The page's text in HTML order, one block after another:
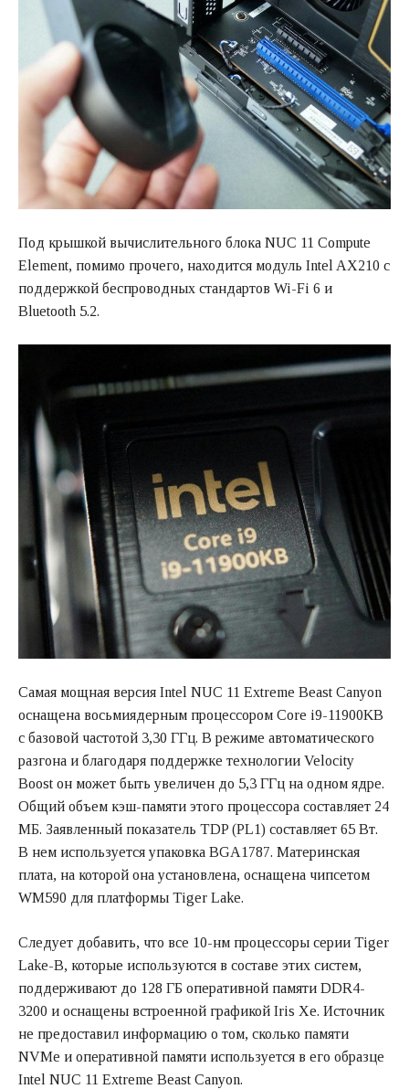
Под крышкой вычислительного блока NUC 11 Compute
Element, помимо прочего, находится модуль Intel AX210 с
поддержкой беспроводных стандартов Wi-Fi 6 и
Bluetooth 5.2.
Самая мощная версия Intel NUC 11 Extreme Beast Canyon
оснащена восьмиядерным процессором Core i9-11900KB
с базовой частотой 3,30 ГГц. В режиме автоматического
разгона и благодаря поддержке технологии Velocity
Boost он может быть увеличен до 5,3 ГГц на одном ядре.
Общий объем кэш-памяти этого процессора составляет 24
МБ. Заявленный показатель TDP (PL1) составляет 65 Вт.
В нем используется упаковка BGA1787. Материнская
плата, на которой она установлена, оснащена чипсетом
WM590 для платформы Tiger Lake.
Следует добавить, что все 10-нм процессоры серии Tiger
Lake-B, которые используются в составе этих систем,
поддерживают до 128 ГБ оперативной памяти DDR4-
3200 и оснащены встроенной графикой Iris Xe. Источник
не предоставил информацию о том, сколько памяти
NVMe и оперативной памяти используется в его образце
Intel NUC 11 Extreme Beast Canyon.